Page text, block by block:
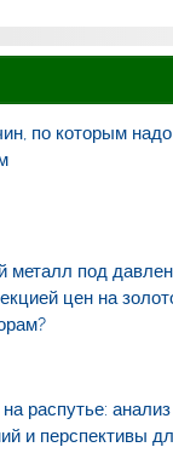
по которым
металл под
цен на
распутье:
и перспективы